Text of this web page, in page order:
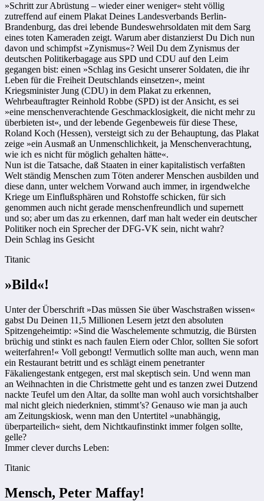
»Schritt zur Abrüstung – wieder einer weniger« steht völlig
zutreffend auf einem Plakat Deines Landesverbands Berlin-
Brandenburg, das drei lebende Bundeswehrsoldaten mit dem Sarg
eines toten Kameraden zeigt. Warum aber distanzierst Du Dich nun
davon und schimpfst »Zynismus«? Weil Du dem Zynismus der
deutschen Politikerbagage aus SPD und CDU auf den Leim
gegangen bist: einen »Schlag ins Gesicht unserer Soldaten, die ihr
Leben für die Freiheit Deutschlands einsetzen«, meint
Kriegsminister Jung (CDU) in dem Plakat zu erkennen,
Wehrbeauftragter Reinhold Robbe (SPD) ist der Ansicht, es sei
»eine menschenverachtende Geschmacklosigkeit, die nicht mehr zu
überbieten ist«, und der lebende Gegenbeweis für diese These,
Roland Koch (Hessen), versteigt sich zu der Behauptung, das Plakat
zeige »ein Ausmaß an Unmenschlichkeit, ja Menschenverachtung,
wie ich es nicht für möglich gehalten hätte«.
Nun ist die Tatsache, daß Staaten in einer kapitalistisch verfaßten
Welt ständig Menschen zum Töten anderer Menschen ausbilden und
diese dann, unter welchem Vorwand auch immer, in irgendwelche
Kriege um Einflußsphären und Rohstoffe schicken, für sich
genommen auch nicht gerade menschenfreundlich und supernett
und so; aber um das zu erkennen, darf man halt weder ein deutscher
Politiker noch ein Sprecher der DFG-VK sein, nicht wahr?
Dein Schlag ins Gesicht
Titanic
»Bild«!
Unter der Überschrift »Das müssen Sie über Waschstraßen wissen«
gabst Du Deinen 11,5 Millionen Lesern jetzt den absoluten
Spitzengeheimtip: »Sind die Waschelemente schmutzig, die Bürsten
brüchig und stinkt es nach faulen Eiern oder Chlor, sollten Sie sofort
weiterfahren!« Voll gebongt! Vermutlich sollte man auch, wenn man
ein Restaurant betritt und es schlägt einem penetranter
Fäkaliengestank entgegen, erst mal skeptisch sein. Und wenn man
an Weihnachten in die Christmette geht und es tanzen zwei Dutzend
nackte Teufel um den Altar, da sollte man wohl auch vorsichtshalber
mal nicht gleich niederknien, stimmt’s? Genauso wie man ja auch
am Zeitungskiosk, wenn man den Untertitel »unabhängig,
überparteilich« sieht, dem Nichtkauf­instinkt immer folgen sollte,
gelle?
Immer clever durchs Leben:
Titanic
Mensch, Peter Maffay!